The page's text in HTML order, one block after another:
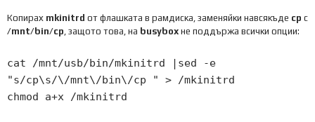
Копирах mkinitrd от флашката в рамдиска, заменяйки навсякъде cp с
/mnt/bin/cp , защото това, на busybox не поддържа всички опции:
cat /mnt/usb/bin/mkinitrd | sed -e
"s/cp\s/\/mnt\/bin\/cp "
> /mkinitrd
chmod a+x /mkinitrd